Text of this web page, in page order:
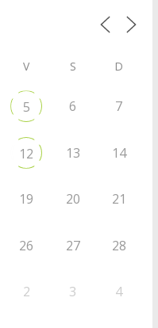
V S D
5 6 7
12 13 14
19 20 21
26 27 28
2 3 4